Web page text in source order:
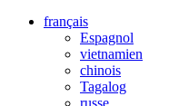
français
Espagnol
vietnamien
chinois
Tagalog